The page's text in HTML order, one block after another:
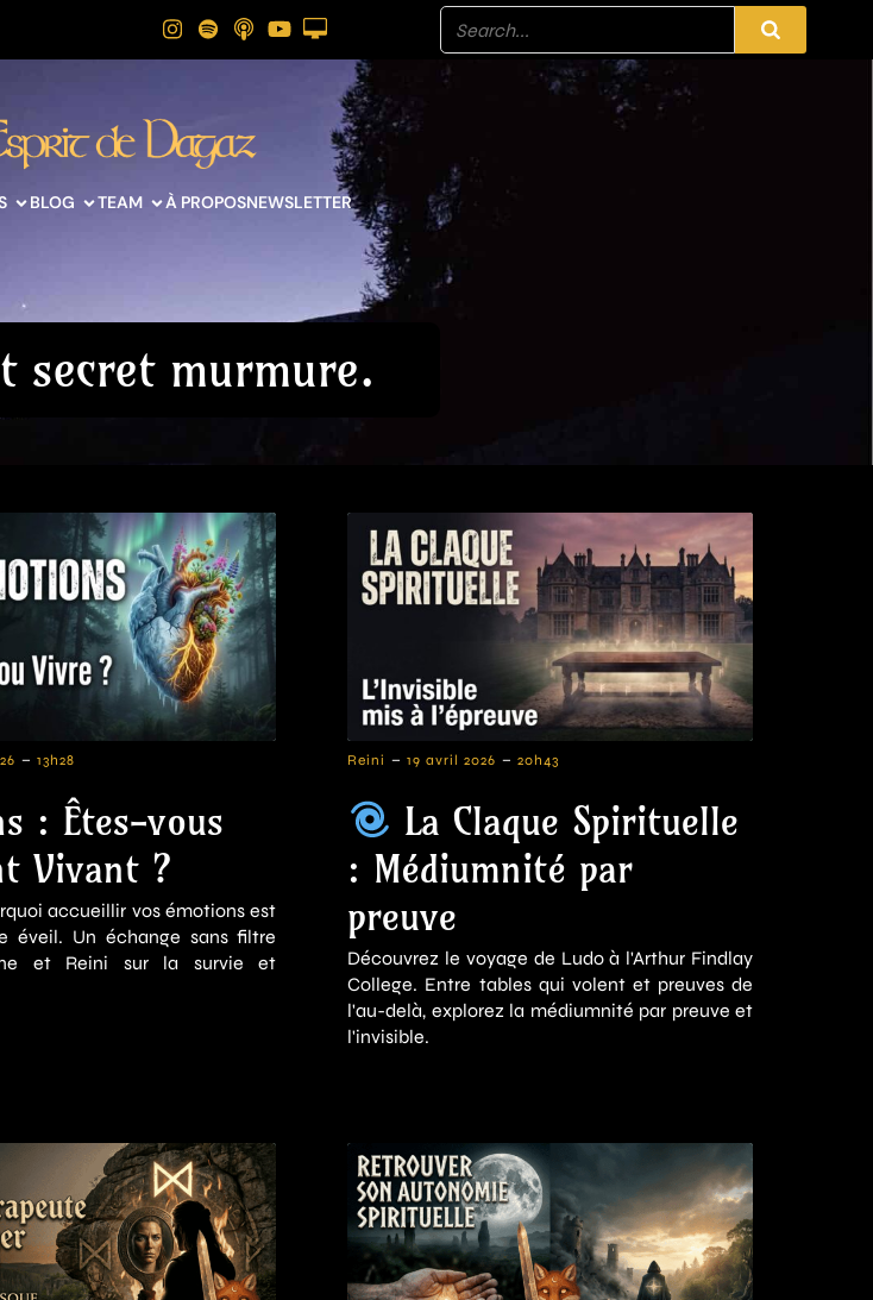
BLOG TEAM À PROPOSNEWSLETTER
secret murmure.
- 13h28
: Êtes-vous
Vivant ?
accueillir vos émotions est
éveil. Un échange sans filtre
et Reini sur la survie et
Reini - 19 avril 2026 - 20h43
La Claque Spirituelle
: Médiumnité par
preuve
Découvrez le voyage de Ludo à l'Arthur Findlay
College. Entre tables qui volent et preuves de
l'au-delà, explorez la médiumnité par preuve et
l'invisible.